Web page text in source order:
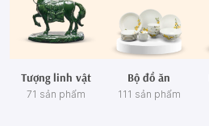
Tượng linh vật
71 sản phẩm
Bộ đồ ăn
111 sản phẩm